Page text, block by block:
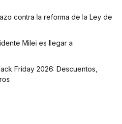
contra la reforma de la Ley de
Milei es llegar a
Friday 2026: Descuentos,